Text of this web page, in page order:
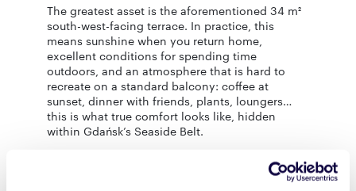
The greatest asset is the aforementioned 34 m²
south-west-facing terrace. In practice, this
means sunshine when you return home,
excellent conditions for spending time
outdoors, and an atmosphere that is hard to
recreate on a standard balcony: coffee at
sunset, dinner with friends, plants, loungers…
this is what true comfort looks like, hidden
within Gdańsk’s Seaside Belt.
The interior is finished turnkey and ready to
move in. The living area has been thoughtfully